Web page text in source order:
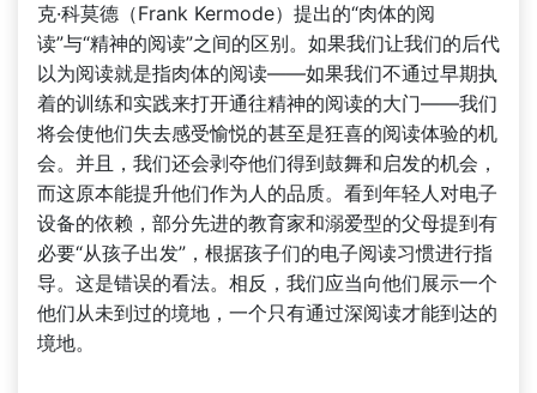
克·科莫德（Frank Kermode）提出的“肉体的阅
读”与“精神的阅读”之间的区别。如果我们让我们的后代
以为阅读就是指肉体的阅读——如果我们不通过早期执
着的训练和实践来打开通往精神的阅读的大门——我们
将会使他们失去感受愉悦的甚至是狂喜的阅读体验的机
会。并且，我们还会剥夺他们得到鼓舞和启发的机会，
而这原本能提升他们作为人的品质。看到年轻人对电子
设备的依赖，部分先进的教育家和溺爱型的父母提到有
必要“从孩子出发”，根据孩子们的电子阅读习惯进行指
导。这是错误的看法。相反，我们应当向他们展示一个
他们从未到过的境地，一个只有通过深阅读才能到达的
境地。